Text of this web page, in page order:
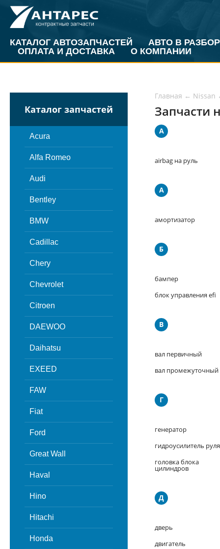
КАТАЛОГ АВТОЗАПЧАСТЕЙ
АВТО В РАЗБОР
ОПЛАТА И ДОСТАВКА
О КОМПАНИИ
Каталог запчастей
Acura
Alfa Romeo
Audi
Bentley
BMW
Cadillac
Chery
Chevrolet
Citroen
DAEWOO
Daihatsu
EXEED
FAW
Fiat
Ford
Great Wall
Haval
Hino
Hitachi
Honda
Главная ← Nissan
Запчасти
A
airbag на руль
А
амортизатор
Б
бампер
блок управления efi
В
вал первичный
вал промежуточный
Г
генератор
гидроусилитель руля
головка блока
цилиндров
Д
дверь
двигатель